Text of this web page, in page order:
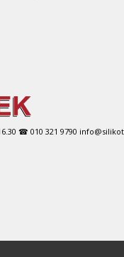
☎ 010 321 9790